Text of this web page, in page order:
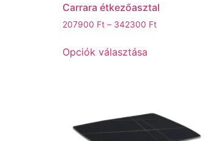
Carrara étkezőasztal
207900 Ft – 342300 Ft
Opciók választása